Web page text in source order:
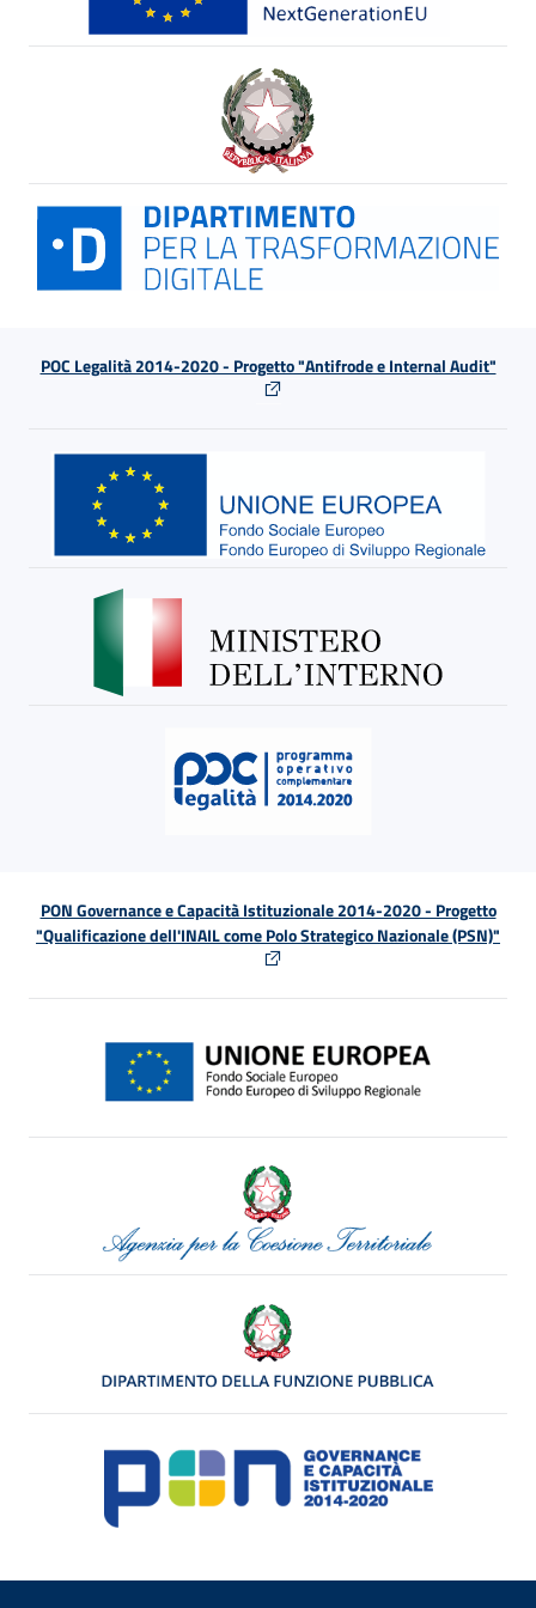
POC Legalità 2014-2020 - Progetto "Antifrode e Internal Audit"
PON Governance e Capacità Istituzionale 2014-2020 - Progetto
"Qualificazione dell'INAIL come Polo Strategico Nazionale (PSN)"